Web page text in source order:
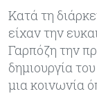
Κατά τη
είχαν την
Γαρπόζη την
δημιουργία
μια κοινωνία